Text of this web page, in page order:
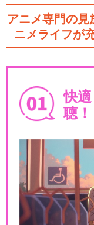
アニメ専門の見
ニメライフが
快
聴！